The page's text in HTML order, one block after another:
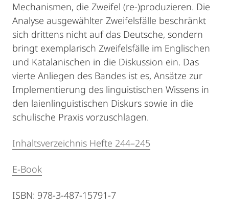
Mechanismen, die Zweifel (re-)produzieren. Die
Analyse ausgewählter Zweifelsfälle beschränkt
sich drittens nicht auf das Deutsche, sondern
bringt exemplarisch Zweifelsfälle im Englischen
und Katalanischen in die Diskussion ein. Das
vierte Anliegen des Bandes ist es, Ansätze zur
Implementierung des linguistischen Wissens in
den laienlinguistischen Diskurs sowie in die
schulische Praxis vorzuschlagen.
Inhaltsverzeichnis Hefte 244–245
E-Book
ISBN: 978-3-487-15791-7